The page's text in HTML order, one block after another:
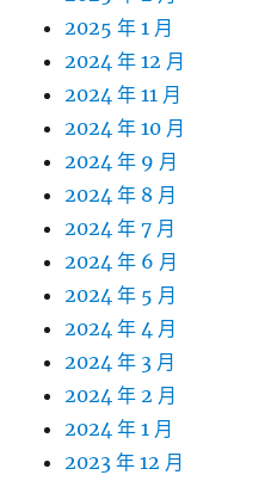
2025 年 1 月
2024 年 12 月
2024 年 11 月
2024 年 10 月
2024 年 9 月
2024 年 8 月
2024 年 7 月
2024 年 6 月
2024 年 5 月
2024 年 4 月
2024 年 3 月
2024 年 2 月
2024 年 1 月
2023 年 12 月